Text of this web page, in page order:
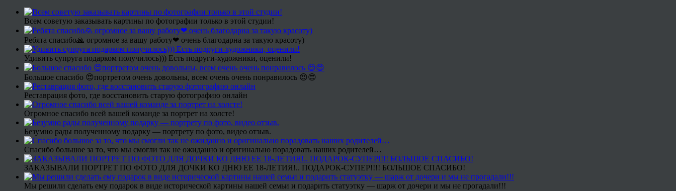
Всем советую заказывать картины по фотографии только в этой студии!
Ребята спасибо🙏 огромное за вашу работу❤ очень благодарна за такую красоту)
Удивить супруга подарком получилось))) Есть подруги-художники, оценили!
Большое спасибо 😍портретом очень довольны, всем очень очень понравилось 😍😍
Реставрация фото, где восстановить старую фотографию онлайн
Огромное спасибо всей вашей команде за портрет на холсте!
Безумно рады полученному подарку — портрету по фото, видео отзыв.
Спасибо большое за то, что мы смогли так не ожиданно и оригинально порадовать наших родителей…
ЗАКАЗЫВАЛИ ПОРТРЕТ ПО ФОТО ДЛЯ ДОЧКИ КО ДНЮ ЕЕ 18-ЛЕТИЯ!.. ПОДАРОК-СУПЕР!!!! БОЛЬШОЕ СПАСИБО!
Мы решили сделать ему подарок в виде исторической картины нашей семьи и подарить статуэтку — шарж от дочери и мы не прогадали!!!